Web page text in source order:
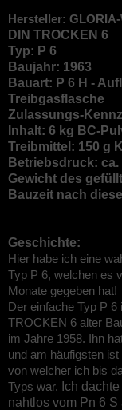
Hersteller:
DIN TROCKEN 6
Typ: P 6
Baujahr: 1963
Bauart: P 6 H -
Treibgasflasche
Zulassungs-
Inhalt: 6 kg BC-
Treibmittel: 150 g
Betriebsdruck: ca.
Gewicht des
Bauzeit nach
Geschichte:
Hier habe ich eine
Typ P 6, welchen es
Monate gegeben hat!
Der einfache Typ P
TROCKEN 6 alter
im Jahre 1958. Ihn
und am häufigsten
von welcher ich bis
Typs war. Ich
nahtlos vom Pn 6